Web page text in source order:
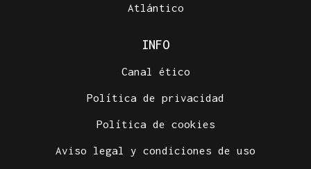
Atlántico
INFO
Canal ético
Política de privacidad
Política de cookies
Aviso legal y condiciones de uso